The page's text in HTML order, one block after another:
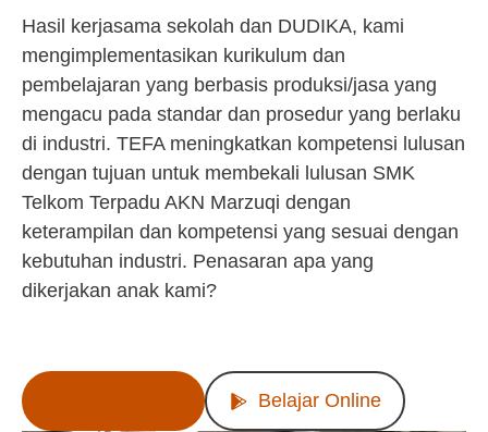
Hasil kerjasama sekolah dan DUDIKA, kami
mengimplementasikan kurikulum dan
pembelajaran yang berbasis produksi/jasa yang
mengacu pada standar dan prosedur yang berlaku
di industri. TEFA meningkatkan kompetensi lulusan
dengan tujuan untuk membekali lulusan SMK
Telkom Terpadu AKN Marzuqi dengan
keterampilan dan kompetensi yang sesuai dengan
kebutuhan industri. Penasaran apa yang
dikerjakan anak kami?
Belajar Online